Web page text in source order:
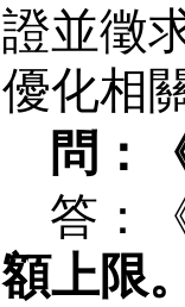
證並徵
優化相
問：
答：
額上限。